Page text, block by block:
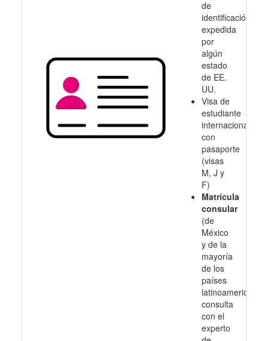
de
identificación
expedida
por
algún
estado
de EE.
UU.
Visa de
estudiante
internacional
con
pasaporte
(visas
M, J y
F)
Matrícula
consular
(de
México
y de la
mayoría
de los
países
latinoamericanos,
consulta
con el
experto